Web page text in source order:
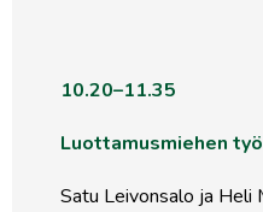
10.20–11.35
Luottamusmiehen
Satu Leivonsalo ja Heli